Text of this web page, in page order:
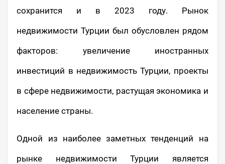
сохранится и в 2023 году. Рынок
недвижимости Турции был обусловлен рядом
факторов: увеличение иностранных
инвестиций в недвижимость Турции, проекты
в сфере недвижимости, растущая экономика и
население страны.
Одной из наиболее заметных тенденций на
рынке недвижимости Турции является